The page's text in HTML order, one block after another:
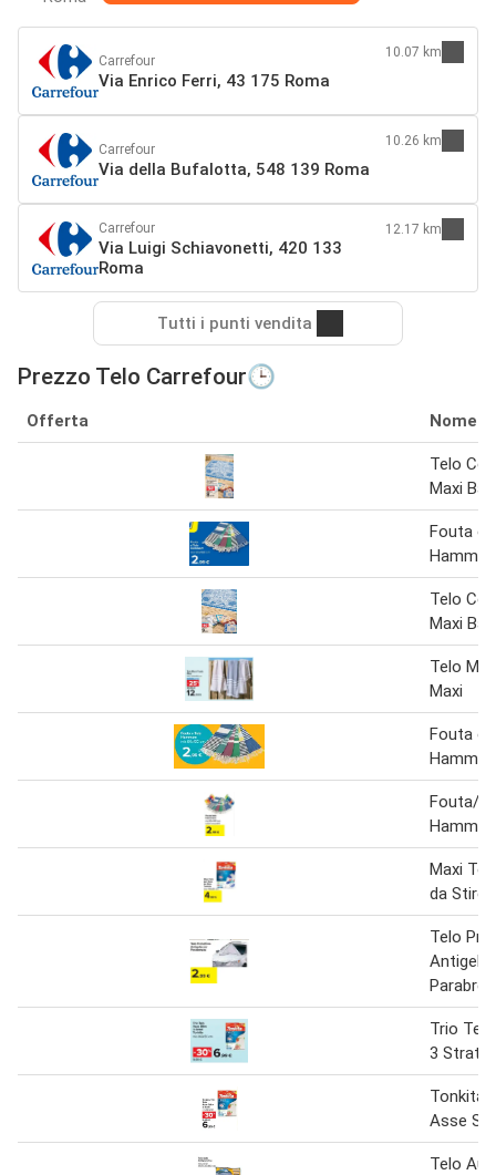
Carrefour
Via Enrico Ferri, 43 175 Roma
10.07 km
Carrefour
Via della Bufalotta, 548 139 Roma
10.26 km
Carrefour
Via Luigi Schiavonetti, 420 133
Roma
12.17 km
Tutti i punti vendita
Prezzo Telo Carrefour🕒
Offerta Nome
Telo
Maxi
Fouta o
Telo
Maxi
Telo
Maxi
Fouta o
Fouta/
Maxi
da Stiro
Telo
Antigelo
Trio
3 Strati
Tonkita
Asse
Telo